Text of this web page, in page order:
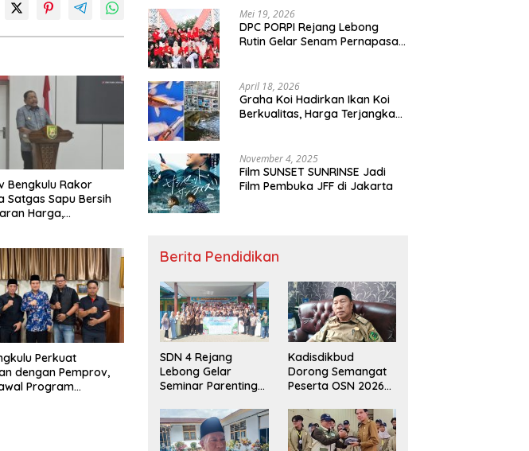
Bengkulu Rakor
Satgas Sapu Bersih
Harga,
Perkuat
dengan Pemprov,
Program
Mei 19, 2026
DPC PORPI Rejang Lebong
Rutin Gelar Senam Pernapasan
April 18, 2026
Graha Koi Hadirkan Ikan Koi
Berkualitas, Harga Terjangkau
November 4, 2025
Film SUNSET SUNRINSE Jadi
Film Pembuka JFF di Jakarta
Berita Pendidikan
SDN 4 Rejang
Lebong Gelar
Seminar Parenting
Bullying,
Kadisdikbud: Patut
Jadi Contoh
Kadisdikbud
Dorong Semangat
Peserta OSN 2026